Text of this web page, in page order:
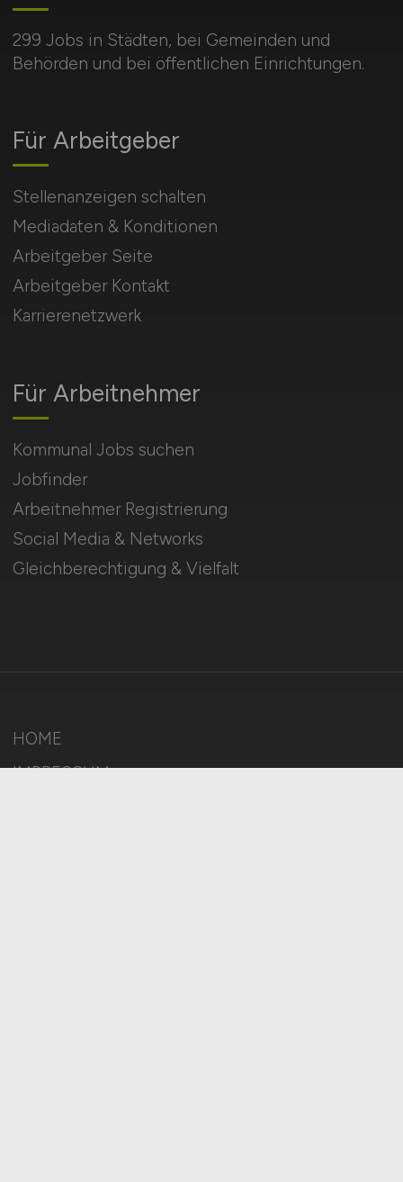
299 Jobs in Städten, bei Gemeinden und
Behörden und bei öffentlichen Einrichtungen.
Für Arbeitnehmer
Kommunal Jobs suchen
Jobfinder
Arbeitnehmer Registrierung
Social Media & Networks
Gleichberechtigung & Vielfalt
Für Arbeitgeber
Stellenanzeigen schalten
Mediadaten & Konditionen
Arbeitgeber Seite
Arbeitgeber Kontakt
Karrierenetzwerk
HOME
IMPRESSUM